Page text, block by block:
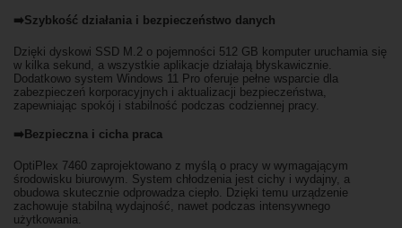
➡️Szybkość działania i bezpieczeństwo danych
Dzięki dyskowi SSD M.2 o pojemności 512 GB komputer uruchamia się
w kilka sekund, a wszystkie aplikacje działają błyskawicznie.
Dodatkowo system Windows 11 Pro oferuje pełne wsparcie dla
zabezpieczeń korporacyjnych i aktualizacji bezpieczeństwa,
zapewniając spokój i stabilność podczas codziennej pracy.
➡️Bezpieczna i cicha praca
OptiPlex 7460 zaprojektowano z myślą o pracy w wymagającym
środowisku biurowym. System chłodzenia jest cichy i wydajny, a
obudowa skutecznie odprowadza ciepło. Dzięki temu urządzenie
zachowuje stabilną wydajność, nawet podczas intensywnego
użytkowania.